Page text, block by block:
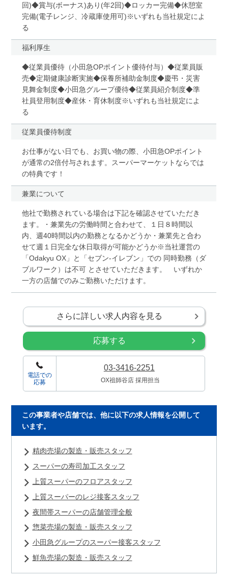
回)◆賞与(ボーナス)あり(年2回)◆ロッカー完備◆休憩室
完備(電子レンジ、冷蔵庫使用可)※いずれも当社規定によ
る
福利厚生
◆従業員優待（小田急OPポイント優待付与）◆従業員販
売◆定期健康診断実施◆保養所補助金制度◆慶弔・災害
見舞金制度◆小田急グループ優待◆従業員紹介制度◆準
社員登用制度◆産休・育休制度※いずれも当社規定によ
る
従業員優待制度
お仕事がない日でも、お買い物の際、小田急OPポイント
が通常の2倍付与されます。スーパーマーケットならでは
の特典です！
兼業について
他社で勤務されている場合は下記を確認させていただき
ます。・兼業先の労働時間と合わせて、１日８時間以
内、週40時間以内の勤務となるかどうか・兼業先と合わ
せて週１日完全な休日取得が可能かどうか※当社運営の
「Odakyu OX」と「セブン-イレブン」での 同時勤務（ダ
ブルワーク）は不可 とさせていただきます。 いずれか
一方の店舗でのみご勤務いただけます。
さらに詳しい求人内容を見る
応募する
電話での
応募
03-3416-2251
OX祖師谷店 採用担当
この事業者や店舗では、他に以下の求人情報を公開して
います。
精肉売場の製造・販売スタッフ
スーパーの寿司加工スタッフ
上質スーパーのフロアスタッフ
上質スーパーのレジ接客スタッフ
夜間帯スーパーの店舗管理全般
惣菜売場の製造・販売スタッフ
小田急グループのスーパー接客スタッフ
鮮魚売場の製造・販売スタッフ